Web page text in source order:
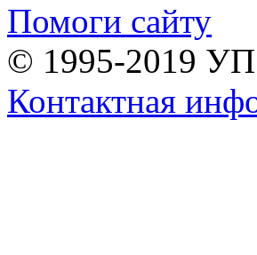
Помоги сайту
© 1995-2019
Контактная